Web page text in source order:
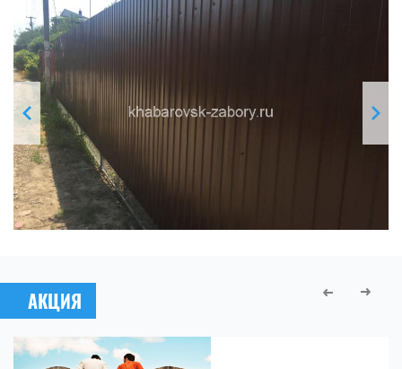
АКЦИЯ